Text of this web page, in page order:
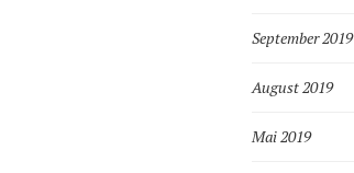
September 2019
August 2019
Mai 2019